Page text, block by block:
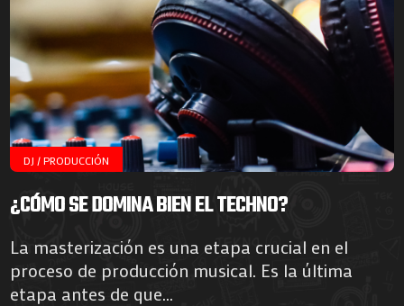
DJ / PRODUCCIÓN
¿CÓMO SE DOMINA BIEN EL TECHNO?
La masterización es una etapa crucial en el
proceso de producción musical. Es la última
etapa antes de que...